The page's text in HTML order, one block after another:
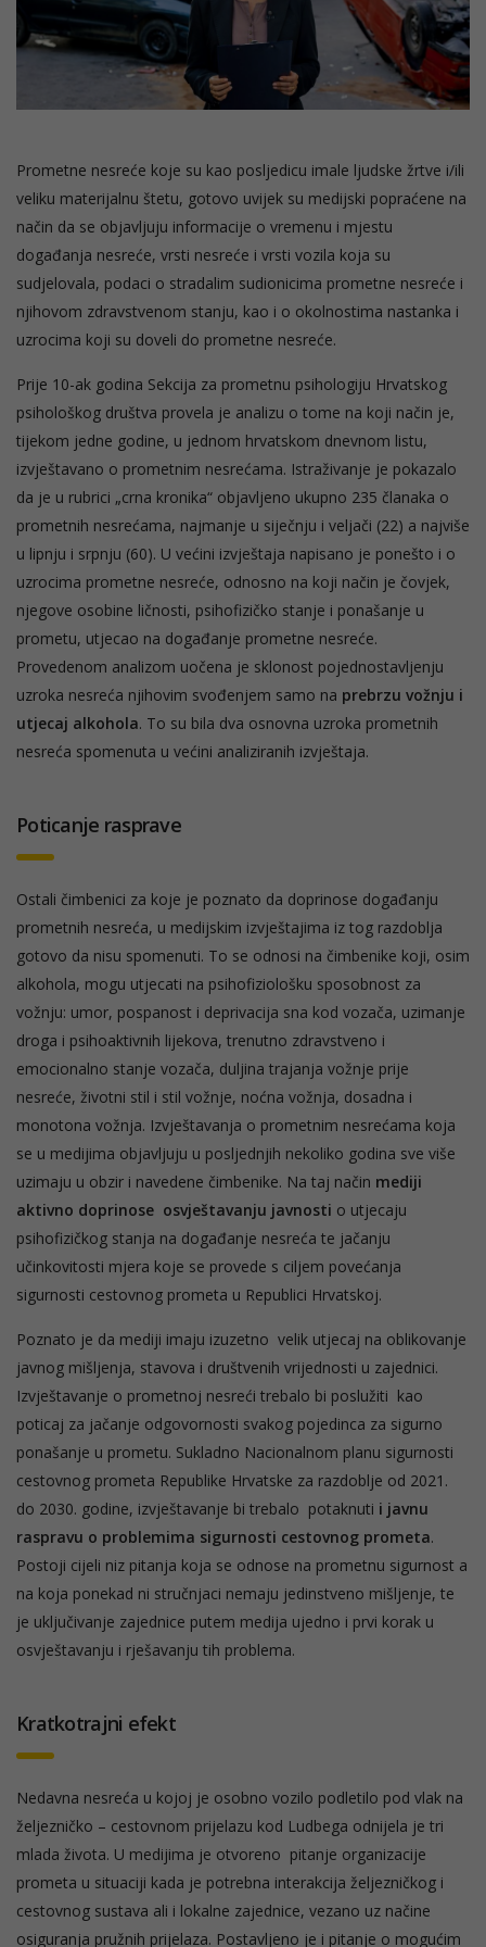
Prometne nesreće koje su kao posljedicu imale ljudske žrtve i/ili
veliku materijalnu štetu, gotovo uvijek su medijski popraćene na
način da se objavljuju informacije o vremenu i mjestu
događanja nesreće, vrsti nesreće i vrsti vozila koja su
sudjelovala, podaci o stradalim sudionicima prometne nesreće i
njihovom zdravstvenom stanju, kao i o okolnostima nastanka i
uzrocima koji su doveli do prometne nesreće.
Prije 10-ak godina Sekcija za prometnu psihologiju Hrvatskog
psihološkog društva provela je analizu o tome na koji način je,
tijekom jedne godine, u jednom hrvatskom dnevnom listu,
izvještavano o prometnim nesrećama. Istraživanje je pokazalo
da je u rubrici „crna kronika“ objavljeno ukupno 235 članaka o
prometnih nesrećama, najmanje u siječnju i veljači (22) a najviše
u lipnju i srpnju (60). U većini izvještaja napisano je ponešto i o
uzrocima prometne nesreće, odnosno na koji način je čovjek,
njegove osobine ličnosti, psihofizičko stanje i ponašanje u
prometu, utjecao na događanje prometne nesreće.
Provedenom analizom uočena je sklonost pojednostavljenju
uzroka nesreća njihovim svođenjem samo na prebrzu vožnju i
utjecaj alkohola. To su bila dva osnovna uzroka prometnih
nesreća spomenuta u većini analiziranih izvještaja.
Poticanje rasprave
Ostali čimbenici za koje je poznato da doprinose događanju
prometnih nesreća, u medijskim izvještajima iz tog razdoblja
gotovo da nisu spomenuti. To se odnosi na čimbenike koji, osim
alkohola, mogu utjecati na psihofiziološku sposobnost za
vožnju: umor, pospanost i deprivacija sna kod vozača, uzimanje
droga i psihoaktivnih lijekova, trenutno zdravstveno i
emocionalno stanje vozača, duljina trajanja vožnje prije
nesreće, životni stil i stil vožnje, noćna vožnja, dosadna i
monotona vožnja. Izvještavanja o prometnim nesrećama koja
se u medijima objavljuju u posljednjih nekoliko godina sve više
uzimaju u obzir i navedene čimbenike. Na taj način mediji
aktivno doprinose osvještavanju javnosti o utjecaju
psihofizičkog stanja na događanje nesreća te jačanju
učinkovitosti mjera koje se provede s ciljem povećanja
sigurnosti cestovnog prometa u Republici Hrvatskoj.
Poznato je da mediji imaju izuzetno velik utjecaj na oblikovanje
javnog mišljenja, stavova i društvenih vrijednosti u zajednici.
Izvještavanje o prometnoj nesreći trebalo bi poslužiti kao
poticaj za jačanje odgovornosti svakog pojedinca za sigurno
ponašanje u prometu. Sukladno Nacionalnom planu sigurnosti
cestovnog prometa Republike Hrvatske za razdoblje od 2021.
do 2030. godine, izvještavanje bi trebalo potaknuti i javnu
raspravu o problemima sigurnosti cestovnog prometa.
Postoji cijeli niz pitanja koja se odnose na prometnu sigurnost a
na koja ponekad ni stručnjaci nemaju jedinstveno mišljenje, te
je uključivanje zajednice putem medija ujedno i prvi korak u
osvještavanju i rješavanju tih problema.
Kratkotrajni efekt
Nedavna nesreća u kojoj je osobno vozilo podletilo pod vlak na
željezničko – cestovnom prijelazu kod Ludbega odnijela je tri
mlada života. U medijima je otvoreno pitanje organizacije
prometa u situaciji kada je potrebna interakcija željezničkog i
cestovnog sustava ali i lokalne zajednice, vezano uz načine
osiguranja pružnih prijelaza. Postavljeno je i pitanje o mogućim